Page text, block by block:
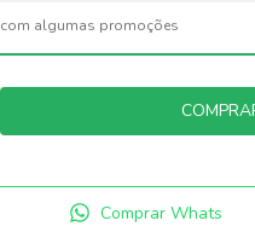
algumas promoções
Comprar Whats